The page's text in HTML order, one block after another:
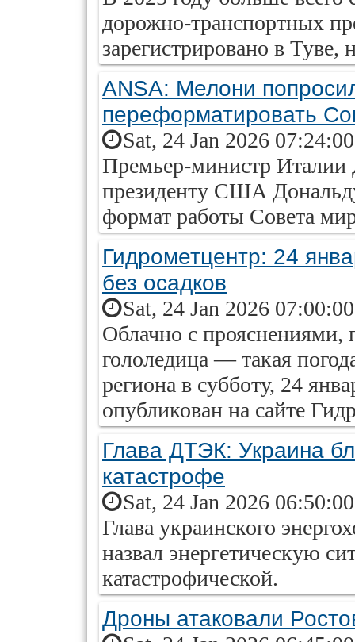
дорожно-транспортных
зарегистрировано в
ANSA: Мелони
переформатировать
Sat, 24 Jan 2026
Премьер-министр
президенту США
формат работы Совета
Гидрометцентр: 24
без осадков
Sat, 24 Jan 2026
Облачно с прояснениями,
гололедица — такая
региона в субботу, 24
опубликован на сайте
Глава ДТЭК: Украина
катастрофе
Sat, 24 Jan 2026
Глава украинского
назвал энергетическую
катастрофической.
Дроны атаковали